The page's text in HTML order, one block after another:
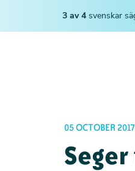
3 av 4 svenskar
05 OCTOBER 2017